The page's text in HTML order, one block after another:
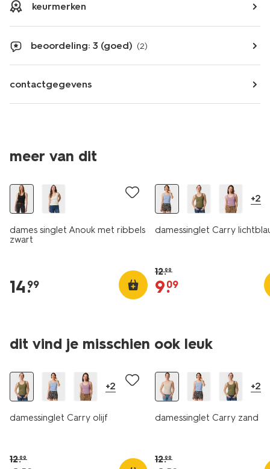
keurmerken
beoordeling: 3 (goed) (2)
contactgegevens
meer van dit
essential
dames singlet Anouk met ribbels
zwart
14.
99
+2
damessinglet Carry
12.99
9.
09
dit vind je misschien ook leuk
sale
+2
damessinglet Carry olijf
12.99
sale
+2
damessinglet Carry zand
12.99